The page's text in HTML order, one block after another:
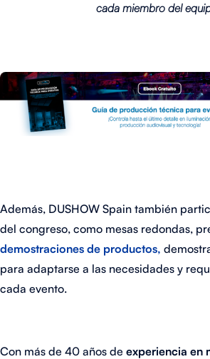
cada miembro del
Además, DUSHOW Spain también
del congreso, como mesas redondas,
demostraciones de productos,
para adaptarse a las necesidades y
cada evento.
Con más de 40 años de experiencia en